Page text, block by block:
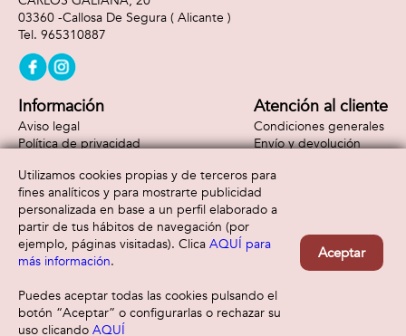
03360 -Callosa De Segura ( Alicante )
965310887
Información
Aviso legal
Política de privacidad
Atención al cliente
Condiciones generales
Envío y devolución
Formas de pago
Utilizamos cookies propias y de terceros para
fines analíticos y para mostrarte publicidad
personalizada en base a un perfil elaborado a
partir de tus hábitos de navegación (por
ejemplo, páginas visitadas). Clica AQUÍ para
más información.
Puedes aceptar todas las cookies pulsando el
botón “Aceptar” o configurarlas o rechazar su
uso clicando AQUÍ
Aceptar